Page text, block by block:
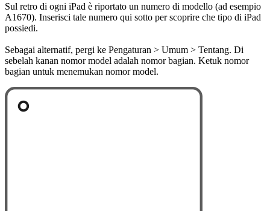
Sul retro di ogni iPad è riportato un numero di modello (ad esempio
A1670). Inserisci tale numero qui sotto per scoprire che tipo di iPad
possiedi.
Sebagai alternatif, pergi ke Pengaturan > Umum > Tentang. Di
sebelah kanan nomor model adalah nomor bagian. Ketuk nomor
bagian untuk menemukan nomor model.